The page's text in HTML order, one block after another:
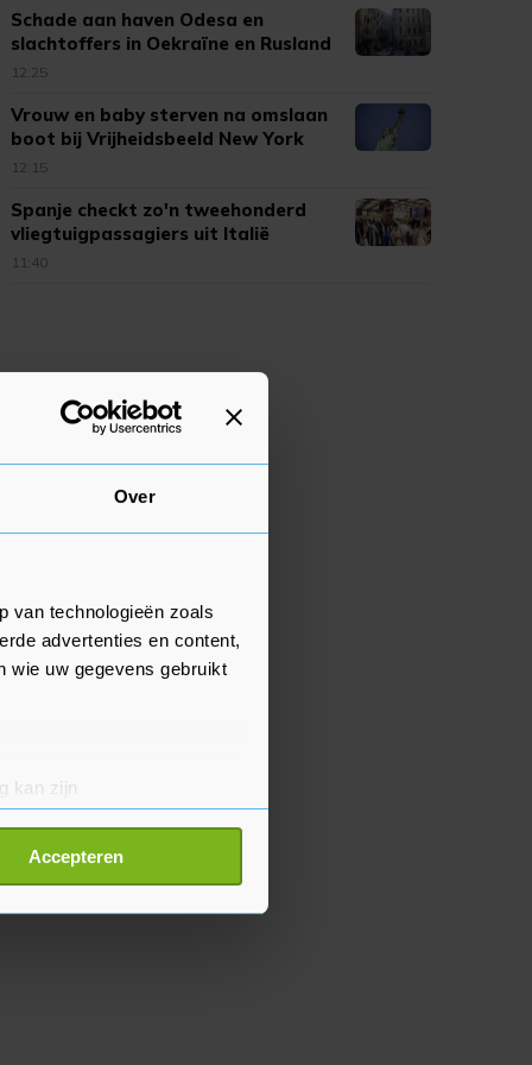
Over
van technologieën zoals
advertenties en content,
wie uw gegevens gebruikt
kan zijn
detailgedeelte
Accepteren
Schade aan haven Odesa en
slachtoffers in Oekraïne en Rusland
12:25
Vrouw en baby sterven na omslaan
boot bij Vrijheidsbeeld New York
12:15
Spanje checkt zo'n tweehonderd
vliegtuigpassagiers uit Italië
11:40